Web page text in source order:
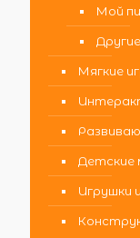
Мой
Мягкие
Детские
Игрушки